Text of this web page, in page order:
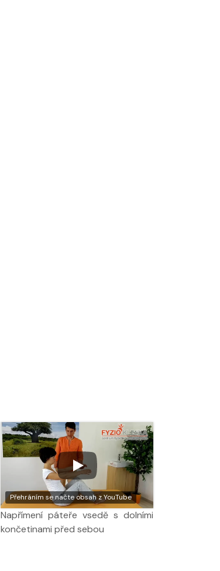
Přehráním se načte obsah z YouTube
Napřímení páteře vsedě s dolními
končetinami před sebou